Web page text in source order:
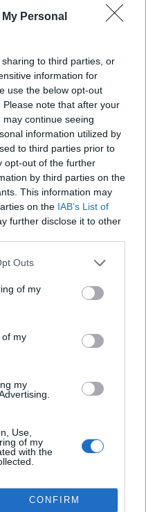
Personal
to third parties, or
information for
use the below opt-out
note that after your
continue seeing
information utilized by
to third parties prior to
opt-out of the further
by third parties on the
This information may
on the IAB’s List of
further disclose it to other
Outs
of my
of my
my
Use,
of my
with the
CONFIRM
zdrojích, o možnosti jejich
Vezměme k ruce příslušné
hospodářství:
k životnímu prostředí
se zástupci Missivy (šlo
Dospěl jsem k
byly k životnímu prostředí
tah). Na druhou
produktů o nějaký
podomní prodejce hýřící
nadřazeností nad vámi,
než jsou ty jeho.
pana Sommera čas
reagovat, ale jenom pro
která pana Sommera
vlivů (E.I.A.) na
eia .
nebo parky pouze na
prostředí, je negativních. Zdá
o mizení lesů, ničení
Opakovaně slyšíme o
slonům, té či oné rostlině